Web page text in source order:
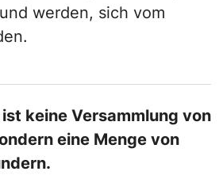
werden, sich vom
keine Versammlung von
eine Menge von